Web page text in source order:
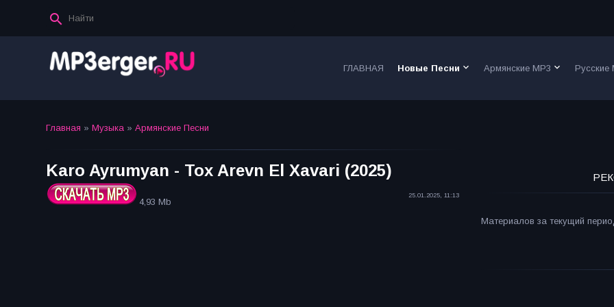
ГЛАВНАЯ Новые Песни keyboard_arrow_down Армянские MP3 keyboard_arrow_down Русские
Главная » Музыка » Армянские Песни
Karo Ayrumyan - Tox Arevn El Xavari (2025)
4,93 Mb
25.01.2025, 11:13
Материалов за текущий